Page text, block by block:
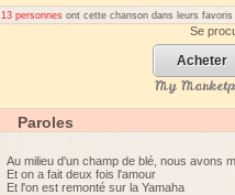
13 personnes ont cette chanson dans leurs favoris
Se
Acheter
My
Paroles
Au milieu d'un champ de blé, nous avons
Et on a fait deux fois l'amour
Et l'on est remonté sur la Yamaha